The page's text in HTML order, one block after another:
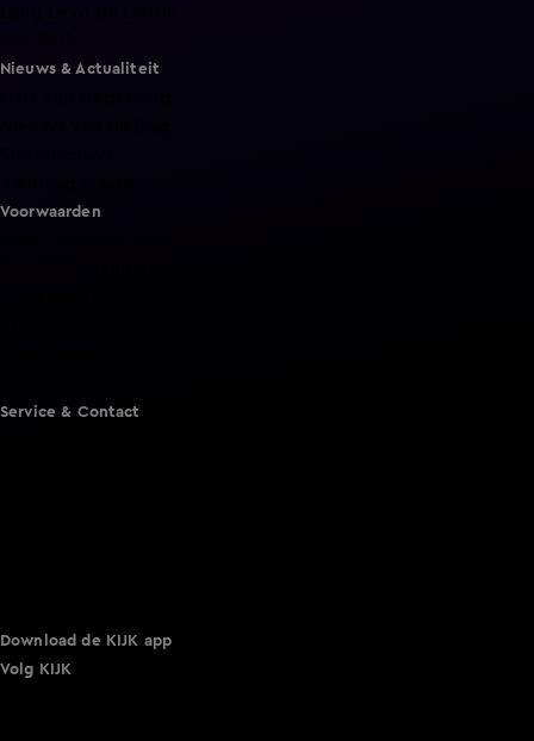
Nieuws & Actualiteit
Voorwaarden
Service & Contact
Download de KIJK app
Volg KIJK